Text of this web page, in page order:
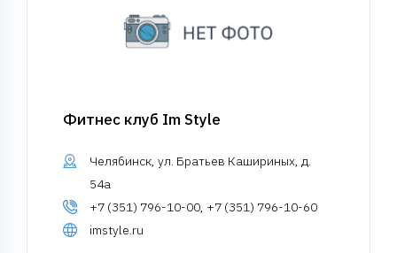
Фитнес клуб Im Style
Челябинск, ул. Братьев Кашириных, д.
54а
+7 (351) 796-10-00, +7 (351) 796-10-60
imstyle.ru